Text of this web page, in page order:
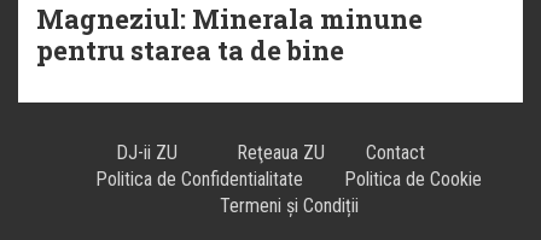
Magneziul: Minerala minune
pentru starea ta de bine
DJ-ii ZU Reţeaua ZU
Contact
Politica de Confidentialitate
Politica de Cookie
Termeni și Condiții